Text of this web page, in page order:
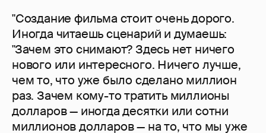
"Создание фильма стоит очень дорого.
Иногда читаешь сценарий и думаешь:
"Зачем это снимают? Здесь нет ничего
нового или интересного. Ничего лучше,
чем то, что уже было сделано миллион
раз. Зачем кому-то тратить миллионы
долларов — иногда десятки или сотни
миллионов долларов — на то, что мы уже